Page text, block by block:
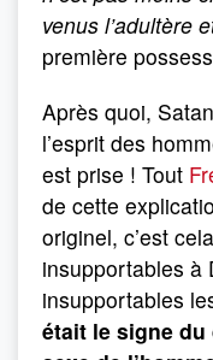
venus l’adultère
première
Après quoi,
l’esprit des
est prise ! Tout
de cette
originel, c’est
insupportables à
insupportables
était le signe du